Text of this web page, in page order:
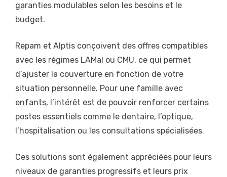
garanties modulables selon les besoins et le
budget.
Repam et Alptis conçoivent des offres compatibles
avec les régimes LAMal ou CMU, ce qui permet
d’ajuster la couverture en fonction de votre
situation personnelle. Pour une famille avec
enfants, l’intérêt est de pouvoir renforcer certains
postes essentiels comme le dentaire, l’optique,
l’hospitalisation ou les consultations spécialisées.
Ces solutions sont également appréciées pour leurs
niveaux de garanties progressifs et leurs prix